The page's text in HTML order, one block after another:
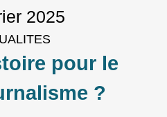
2025
pour le
?